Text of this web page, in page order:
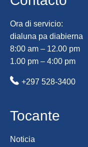
Ora di servicio:
dialuna pa diabierna
8:00 am – 12.00 pm
1.00 pm – 4:00 pm
+297 528-3400
Tocante
Noticia